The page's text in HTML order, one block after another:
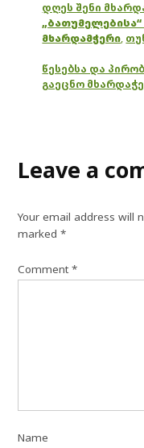
დღეს შენი
მხარდამჭერი,
წესებსა და
გაეცნო
Leave a
Your email address will
marked*
Comment*
Name